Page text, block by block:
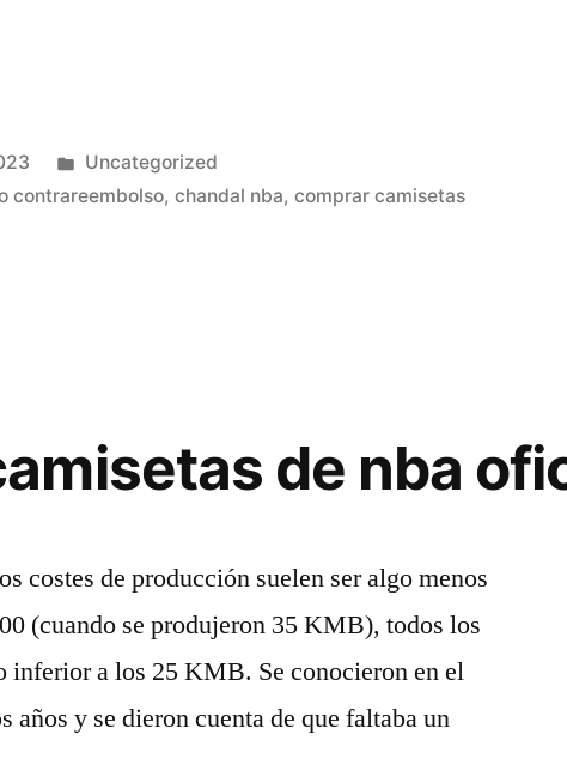
Publicado
en
Uncategorized
contrareembolso,chandal nba,comprar camisetas
de nba
costes de producción suelen ser algo menos
(cuando se produjeron 35 KMB), todos los
inferior a los 25 KMB. Se conocieron en el
años y se dieron cuenta de que faltaba un